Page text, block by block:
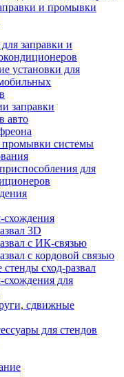
и промывки
заправки и
установки для
заправки
авто
промывки системы
для
схождения
3D
с ИК-связью
с кордовой связью
стенды сход-развал
схождения для
сдвижные
для стендов